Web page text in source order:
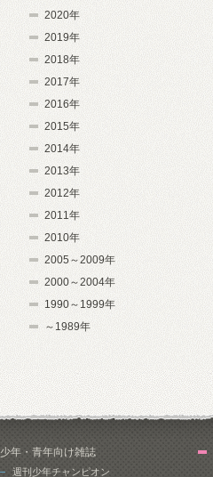
2020年
2019年
2018年
2017年
2016年
2015年
2014年
2013年
2012年
2011年
2010年
2005～2009年
2000～2004年
1990～1999年
～1989年
少年・青年向け雑誌
週刊少年チャンピオン